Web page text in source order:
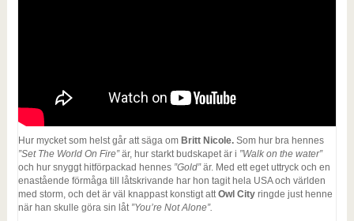
Hur mycket som helst går att säga om Britt Nicole. Som hur bra hennes
”Set The World On Fire”är, hur starkt budskapet är i ”Walk on the water”
och hur snyggt hitförpackad hennes ”Gold”är. Med ett eget uttryck och en
enastående förmåga till låtskrivande har hon tagit hela USA och världen
med storm, och det är väl knappast konstigt attOwl City ringde just henne
när han skulle göra sin låt ”You’re Not Alone”.